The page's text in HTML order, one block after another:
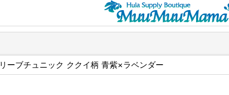
ブチュニック ククイ柄 青紫×ラベンダー